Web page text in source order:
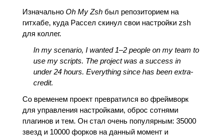
Изначально Oh My Zshбыл репозиторием на
гитхабе, куда Рассел скинул свои настройки zsh
для коллег.
In my scenario, I wanted 1–2 people on my team to
use my scripts. The project was a success in
under 24 hours. Everything since has been extra-
credit.
Со временем проект превратился во фреймворк
для управления настройками, оброс сотнями
плагинов и тем. Он стал очень популярным: 35000
звезд и 10000 форков на данный момент и